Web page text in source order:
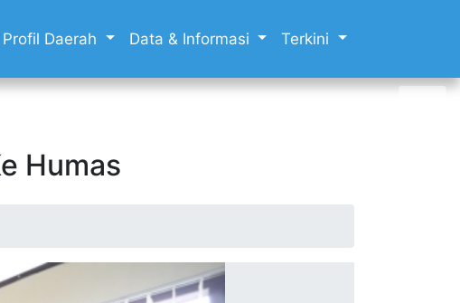
Profil Daerah Data & Informasi Terkini
Humas